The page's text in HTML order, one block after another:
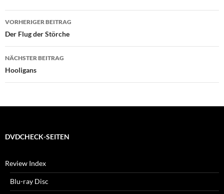
Beitragsnavigation
VORHERIGER BEITRAG
Der Flug der Störche
NÄCHSTER BEITRAG
Hooligans
DVDCHECK-SEITEN
Review Index
Blu-ray Disc